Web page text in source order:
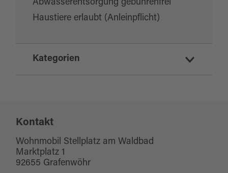
Abwasserentsorgung gebührenfrei
Haustiere erlaubt (Anleinpflicht)
Kategorien
Kontakt
Wohnmobil Stellplatz am Waldbad
Marktplatz 1
92655 Grafenwöhr